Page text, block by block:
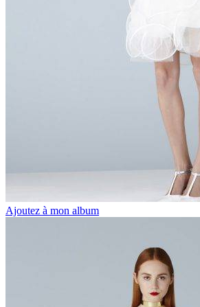
Ajoutez à mon album